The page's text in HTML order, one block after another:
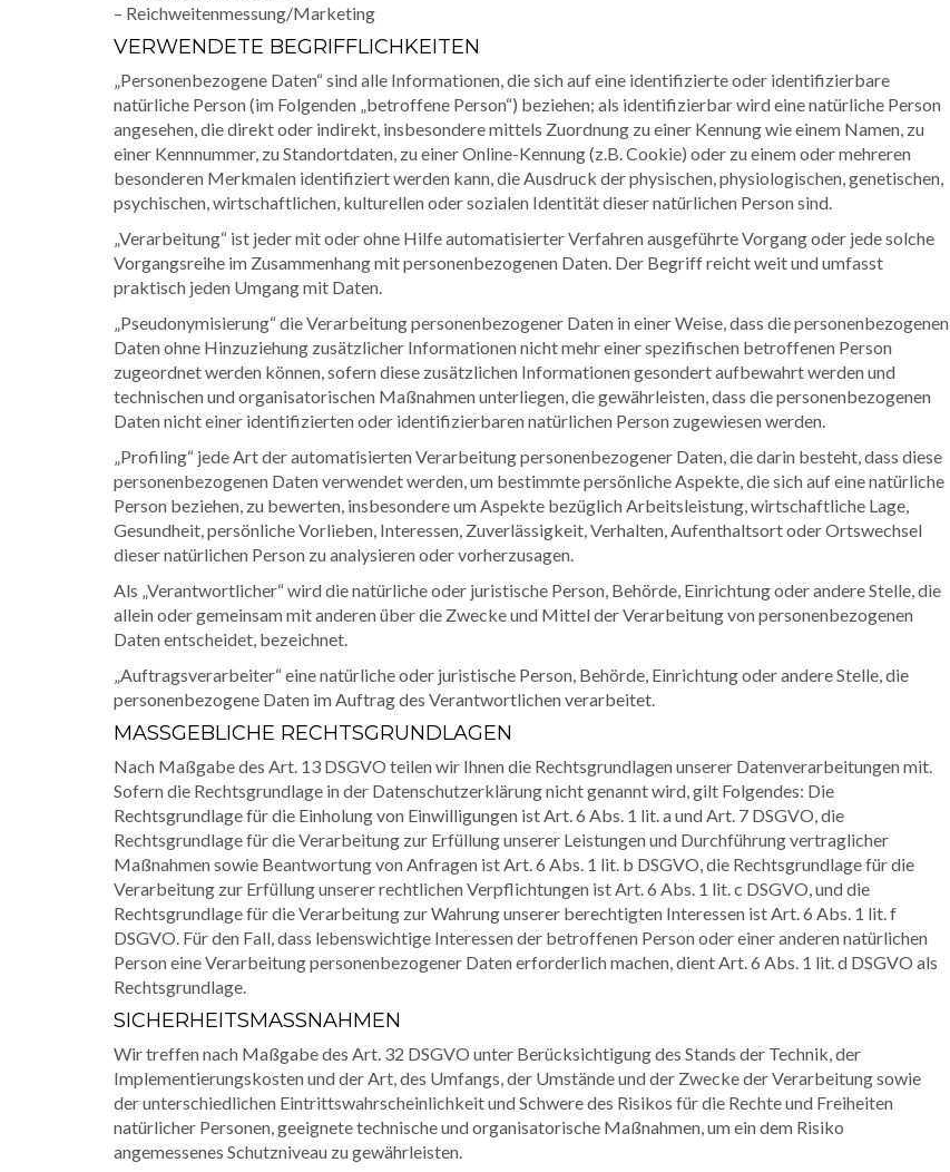
– Reichweitenmessung/Marketing
VERWENDETE BEGRIFFLICHKEITEN
„Personenbezogene Daten“ sind alle Informationen, die sich auf eine identifizierte oder identifizierbare
natürliche Person (im Folgenden „betroffene Person“) beziehen; als identifizierbar wird eine natürliche Person
angesehen, die direkt oder indirekt, insbesondere mittels Zuordnung zu einer Kennung wie einem Namen, zu
einer Kennnummer, zu Standortdaten, zu einer Online-Kennung (z.B. Cookie) oder zu einem oder mehreren
besonderen Merkmalen identifiziert werden kann, die Ausdruck der physischen, physiologischen, genetischen,
psychischen, wirtschaftlichen, kulturellen oder sozialen Identität dieser natürlichen Person sind.
„Verarbeitung“ ist jeder mit oder ohne Hilfe automatisierter Verfahren ausgeführte Vorgang oder jede solche
Vorgangsreihe im Zusammenhang mit personenbezogenen Daten. Der Begriff reicht weit und umfasst
praktisch jeden Umgang mit Daten.
„Pseudonymisierung“ die Verarbeitung personenbezogener Daten in einer Weise, dass die personenbezogenen
Daten ohne Hinzuziehung zusätzlicher Informationen nicht mehr einer spezifischen betroffenen Person
zugeordnet werden können, sofern diese zusätzlichen Informationen gesondert aufbewahrt werden und
technischen und organisatorischen Maßnahmen unterliegen, die gewährleisten, dass die personenbezogenen
Daten nicht einer identifizierten oder identifizierbaren natürlichen Person zugewiesen werden.
„Profiling“ jede Art der automatisierten Verarbeitung personenbezogener Daten, die darin besteht, dass diese
personenbezogenen Daten verwendet werden, um bestimmte persönliche Aspekte, die sich auf eine natürliche
Person beziehen, zu bewerten, insbesondere um Aspekte bezüglich Arbeitsleistung, wirtschaftliche Lage,
Gesundheit, persönliche Vorlieben, Interessen, Zuverlässigkeit, Verhalten, Aufenthaltsort oder Ortswechsel
dieser natürlichen Person zu analysieren oder vorherzusagen.
Als „Verantwortlicher“ wird die natürliche oder juristische Person, Behörde, Einrichtung oder andere Stelle, die
allein oder gemeinsam mit anderen über die Zwecke und Mittel der Verarbeitung von personenbezogenen
Daten entscheidet, bezeichnet.
„Auftragsverarbeiter“ eine natürliche oder juristische Person, Behörde, Einrichtung oder andere Stelle, die
personenbezogene Daten im Auftrag des Verantwortlichen verarbeitet.
MASSGEBLICHE RECHTSGRUNDLAGEN
Nach Maßgabe des Art. 13 DSGVO teilen wir Ihnen die Rechtsgrundlagen unserer Datenverarbeitungen mit.
Sofern die Rechtsgrundlage in der Datenschutzerklärung nicht genannt wird, gilt Folgendes: Die
Rechtsgrundlage für die Einholung von Einwilligungen ist Art. 6 Abs. 1 lit. a und Art. 7 DSGVO, die
Rechtsgrundlage für die Verarbeitung zur Erfüllung unserer Leistungen und Durchführung vertraglicher
Maßnahmen sowie Beantwortung von Anfragen ist Art. 6 Abs. 1 lit. b DSGVO, die Rechtsgrundlage für die
Verarbeitung zur Erfüllung unserer rechtlichen Verpflichtungen ist Art. 6 Abs. 1 lit. c DSGVO, und die
Rechtsgrundlage für die Verarbeitung zur Wahrung unserer berechtigten Interessen ist Art. 6 Abs. 1 lit. f
DSGVO. Für den Fall, dass lebenswichtige Interessen der betroffenen Person oder einer anderen natürlichen
Person eine Verarbeitung personenbezogener Daten erforderlich machen, dient Art. 6 Abs. 1 lit. d DSGVO als
Rechtsgrundlage.
SICHERHEITSMASSNAHMEN
Wir treffen nach Maßgabe des Art. 32 DSGVO unter Berücksichtigung des Stands der Technik, der
Implementierungskosten und der Art, des Umfangs, der Umstände und der Zwecke der Verarbeitung sowie
der unterschiedlichen Eintrittswahrscheinlichkeit und Schwere des Risikos für die Rechte und Freiheiten
natürlicher Personen, geeignete technische und organisatorische Maßnahmen, um ein dem Risiko
angemessenes Schutzniveau zu gewährleisten.